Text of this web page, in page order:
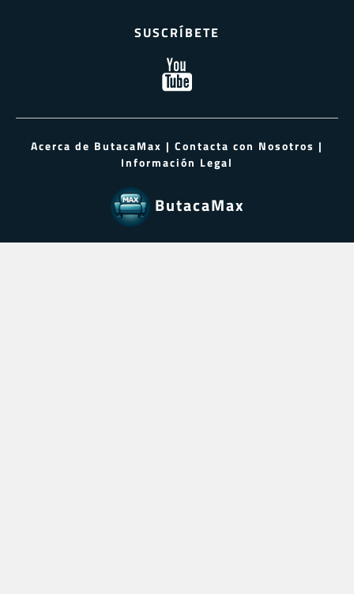
SUSCRÍBETE
Acerca de ButacaMax | Contacta con Nosotros |
Información Legal
ButacaMax